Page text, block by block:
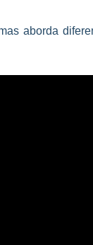
aborda